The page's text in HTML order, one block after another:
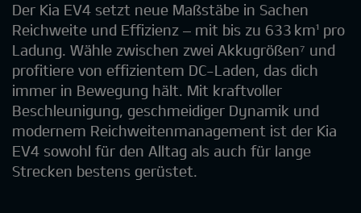
Der Kia EV4 setzt neue Maßstäbe in Sachen
Reichweite und Effizienz – mit bis zu 633 km¹ pro
Ladung. Wähle zwischen zwei Akkugrößen⁷ und
profitiere von effizientem DC-Laden, das dich
immer in Bewegung hält. Mit kraftvoller
Beschleunigung, geschmeidiger Dynamik und
modernem Reichweitenmanagement ist der Kia
EV4 sowohl für den Alltag als auch für lange
Strecken bestens gerüstet.